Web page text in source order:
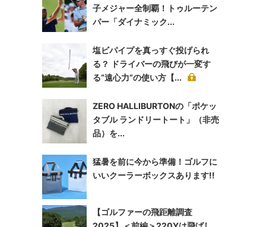
子メジャー全制覇！トゥルーテン
パー「ダイナミック...
塩ビパイプを真っすぐ投げられ
る？ ドライバーの飛びが一変す
る“遠心力”の使い方【...
ZERO HALLIBURTONの「ポケッ
タブル ランドリートート」（非売
品）を...
猛暑を前に今から準備！ゴルフに
いいクーラーボックスあります!!
【ゴルファーの飛距離調査